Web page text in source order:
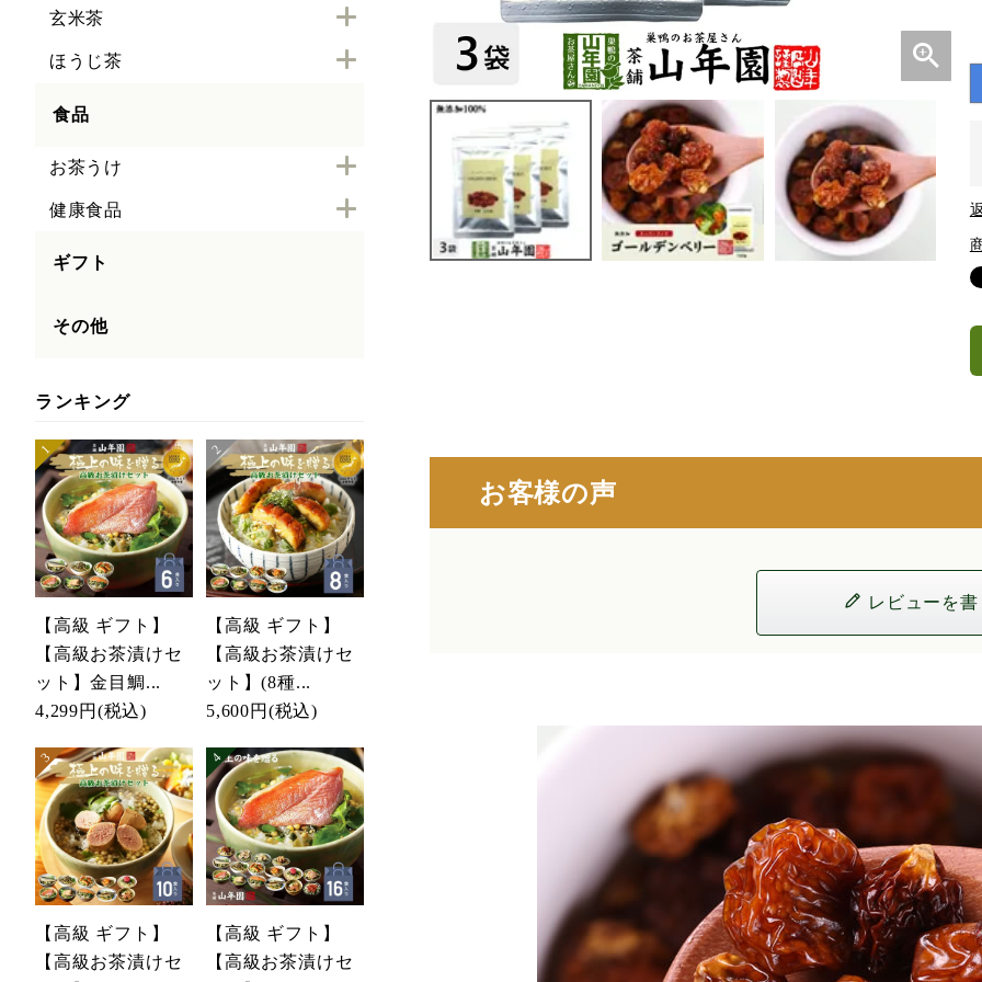
玄米茶
ほうじ茶
食品
お茶うけ
健康食品
ギフト
その他
ランキング
【高級 ギフト】
【高級お茶漬けセ
ット】金目鯛...
4,299円 (税込)
【高級 ギフト】
【高級お茶漬けセ
ット】(8種...
5,600円 (税込)
【高級 ギフト】
【高級お茶漬けセ
【高級 ギフト】
【高級お茶漬けセ
お客様の声
レビューを書